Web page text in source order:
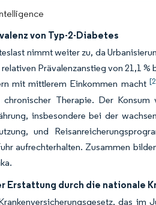
von Typ-2-Diabetes
nimmt weiter zu, da
Prävalenzanstieg von 21,1
mit mittlerem Einkommen macht
chronischer Therapie. Der
insbesondere bei der
und
aufrechterhalten. Zusammen
Erstattung durch die nationale
das